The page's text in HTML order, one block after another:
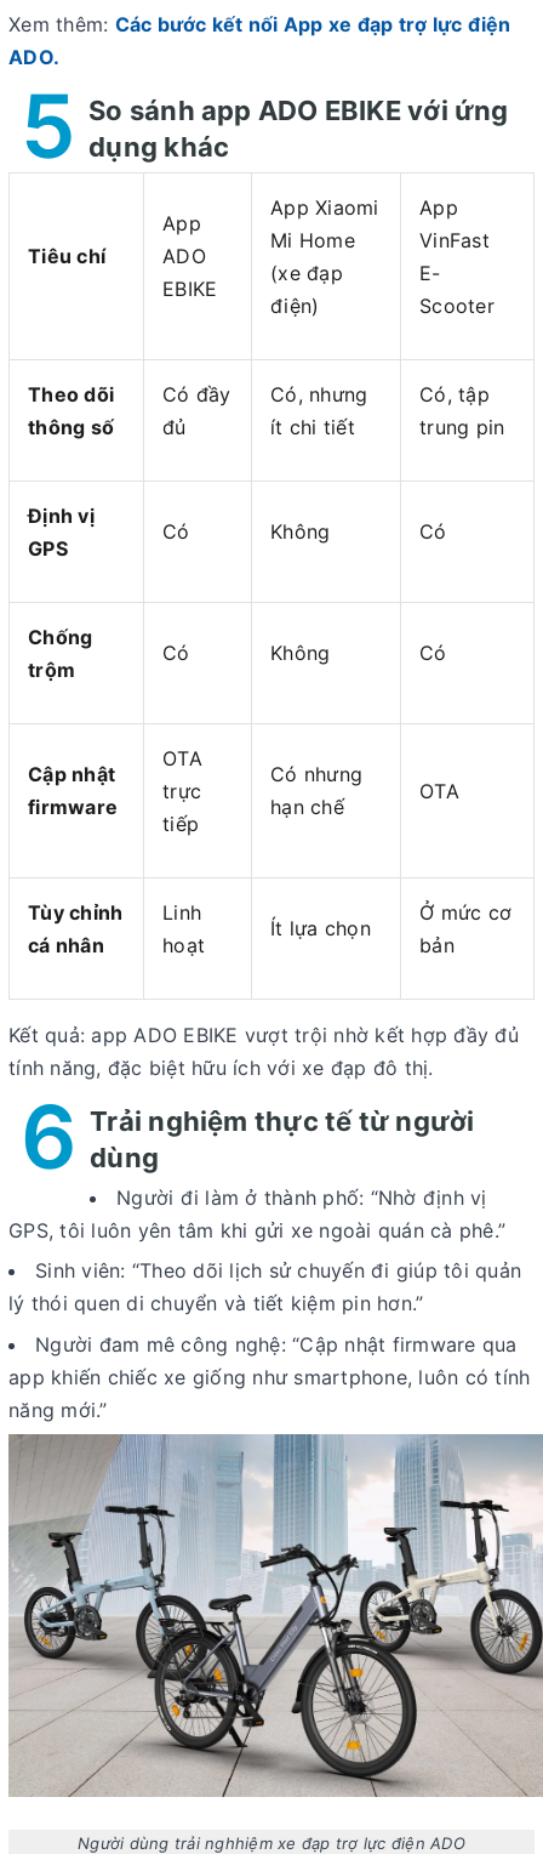
Xem thêm: Các bước kết nối App xe đạp trợ lực điện
ADO.
5 So sánh app ADO EBIKE với ứng
dụng khác
Tiêu chí
App
ADO
EBIKE
App Xiaomi
Mi Home
(xe đạp
điện)
App
VinFast
E-
Scooter
Theo dõi
thông số
Có đầy
đủ
Có, nhưng
ít chi tiết
Có, tập
trung pin
Định vị
GPS
Có Không Có
Chống
trộm
Có Không Có
Cập nhật
firmware
OTA
trực
tiếp
Có nhưng
hạn chế
OTA
Tùy chỉnh
cá nhân
Linh
hoạt
Ít lựa chọn
Ở mức cơ
bản
Kết quả:app ADO EBIKE vượt trội nhờ kết hợp đầy đủ
tính năng, đặc biệt hữu ích với xe đạp đô thị.
6 Trải nghiệm thực tế từ người
dùng
Người đi làm ở thành phố: “Nhờ định vị
GPS, tôi luôn yên tâm khi gửi xe ngoài quán cà phê.”
Sinh viên: “Theo dõi lịch sử chuyến đi giúp tôi quản
lý thói quen di chuyển và tiết kiệm pin hơn.”
Người đam mê công nghệ: “Cập nhật firmware qua
app khiến chiếc xe giống như smartphone, luôn có tính
năng mới.”
Người dùng trải nghhiệm xe đạp trợ lực điện ADO